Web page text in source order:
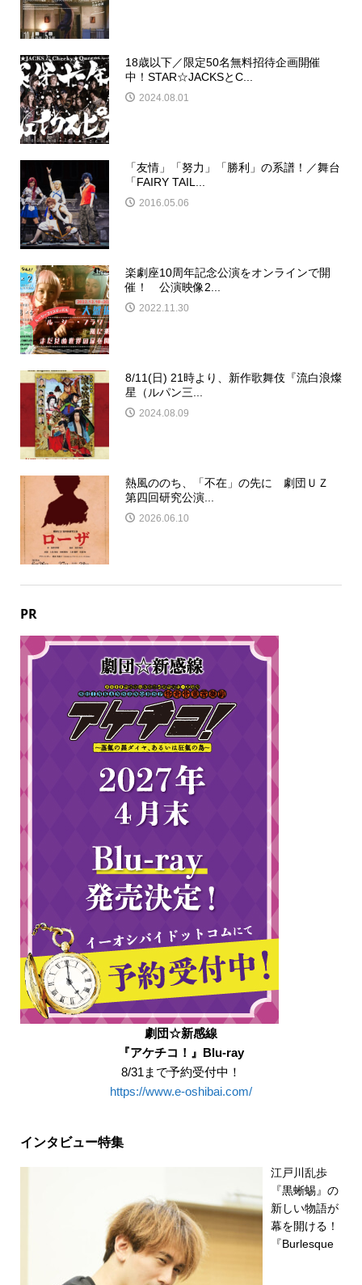
18歳以下／限定50名無料招待企画開催
中！STAR☆JACKSとC...
2024.08.01
「友情」「努力」「勝利」の系譜！／舞台
「FAIRY TAIL...
2016.05.06
楽劇座10周年記念公演をオンラインで開
催！ 公演映像2...
2022.11.30
8/11(日) 21時より、新作歌舞伎『流白浪燦
星（ルパン三...
2024.08.09
熱風ののち、「不在」の先に 劇団ＵＺ
第四回研究公演...
2026.06.10
PR
劇団☆新感線
『アケチコ！』Blu-ray
8/31まで予約受付中！
https://www.e-oshibai.com/
インタビュー特集
江戸川乱歩
『黒蜥蜴』の
新しい物語が
幕を開ける！
『Burlesque